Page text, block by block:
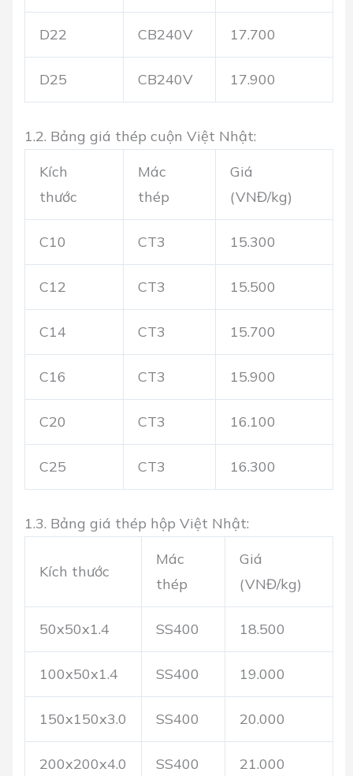
D22 CB240V 17.700
D25 CB240V 17.900
1.2. Bảng giá thép cuộn Việt Nhật:
Kích
thước
Mác
thép
Giá
(VNĐ/kg)
C10 CT3 15.300
C12 CT3 15.500
C14 CT3 15.700
C16 CT3 15.900
C20 CT3 16.100
C25 CT3 16.300
1.3. Bảng giá thép hộp Việt Nhật:
Kích thước
Mác
thép
Giá
(VNĐ/kg)
50x50x1.4 SS400 18.500
100x50x1.4 SS400 19.000
150x150x3.0 SS400 20.000
200x200x4.0 SS400 21.000